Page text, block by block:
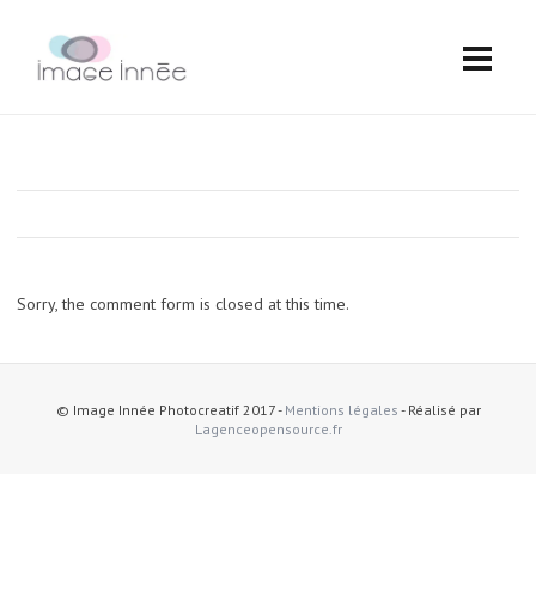
Sorry, the comment form is closed at this time.
© Image Innée Photocreatif 2017 - Mentions légales - Réalisé par
Lagenceopensource.fr